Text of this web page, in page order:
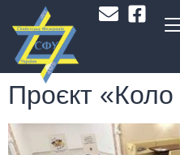
Проєкт «Коло